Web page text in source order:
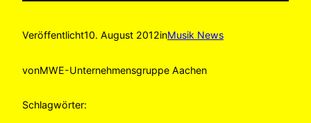
Veröffentlicht10. August 2012inMusik News
vonMWE-Unternehmensgruppe Aachen
Schlagwörter: